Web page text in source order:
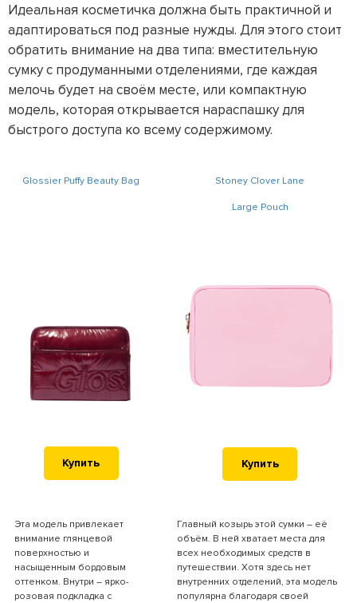
Идеальная косметичка должна быть практичной и
адаптироваться под разные нужды. Для этого стоит
обратить внимание на два типа: вместительную
сумку с продуманными отделениями, где каждая
мелочь будет на своём месте, или компактную
модель, которая открывается нараспашку для
быстрого доступа ко всему содержимому.
Glossier Puffy Beauty Bag Stoney Clover Lane
Large Pouch
Купить Купить
Эта модель привлекает
внимание глянцевой
поверхностью и
насыщенным бордовым
оттенком. Внутри – ярко-
розовая подкладка с
Главный козырь этой сумки – её
объём. В ней хватает места для
всех необходимых средств в
путешествии. Хотя здесь нет
внутренних отделений, эта модель
популярна благодаря своей